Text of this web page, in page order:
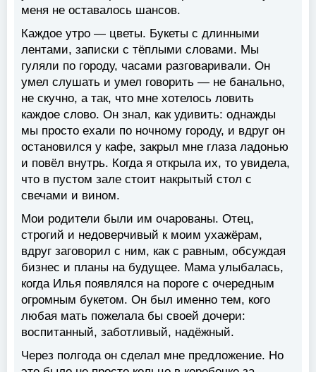
меня не оставалось шансов.
Каждое утро — цветы. Букеты с длинными
лентами, записки с тёплыми словами. Мы
гуляли по городу, часами разговаривали. Он
умел слушать и умел говорить — не банально,
не скучно, а так, что мне хотелось ловить
каждое слово. Он знал, как удивить: однажды
мы просто ехали по ночному городу, и вдруг он
остановился у кафе, закрыл мне глаза ладонью
и повёл внутрь. Когда я открыла их, то увидела,
что в пустом зале стоит накрытый стол с
свечами и вином.
Мои родители были им очарованы. Отец,
строгий и недоверчивый к моим ухажёрам,
вдруг заговорил с ним, как с равным, обсуждая
бизнес и планы на будущее. Мама улыбалась,
когда Илья появлялся на пороге с очередным
огромным букетом. Он был именно тем, кого
любая мать пожелала бы своей дочери:
воспитанный, заботливый, надёжный.
Через полгода он сделал мне предложение. Но